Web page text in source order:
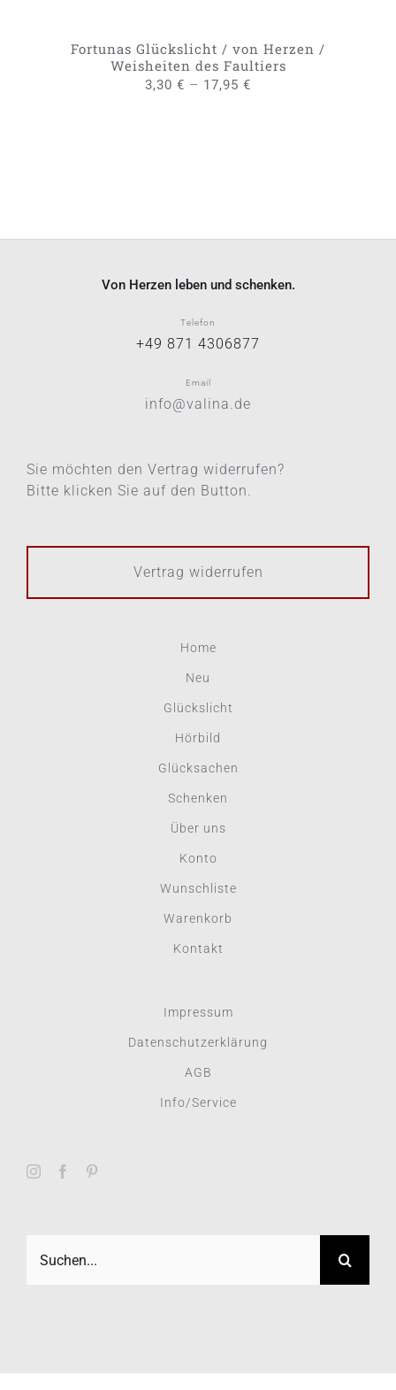
GEWÄHLT
WERDEN
Fortunas Glückslicht / von Herzen /
Weisheiten des Faultiers
3,30 € – 17,95 €
Von Herzen leben und schenken.
Telefon
+49 871 4306877
Email
info@valina.de
Sie möchten den Vertrag widerrufen?
Bitte klicken Sie auf den Button.
Vertrag widerrufen
Home
Neu
Glückslicht
Hörbild
Glücksachen
Schenken
Über uns
Konto
Wunschliste
Warenkorb
Kontakt
Impressum
Datenschutzerklärung
AGB
Info/Service
nach: